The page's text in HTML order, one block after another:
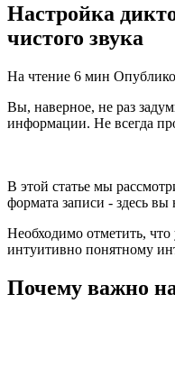
Настройка
чистого звука
На чтение 6 мин
Вы, наверное, не раз
информации. Не всегда
В этой статье мы
формата записи - здесь
Необходимо отметить,
интуитивно понятному
Почему важно